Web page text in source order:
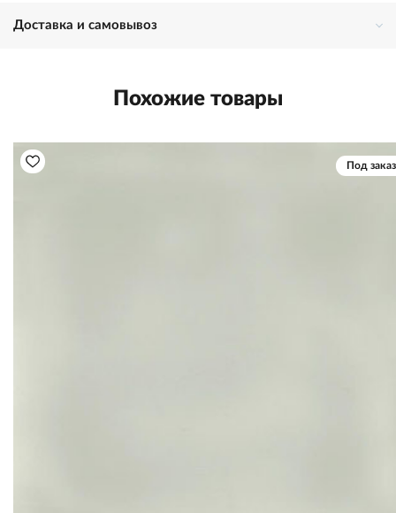
Доставка и самовывоз
Похожие товары
Под заказ